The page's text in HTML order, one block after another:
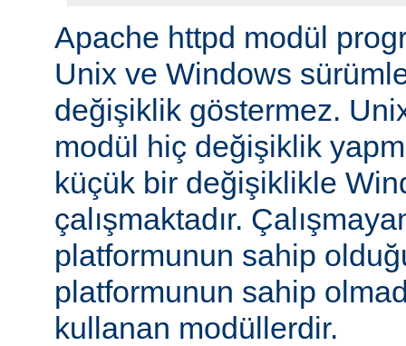
Apache httpd modül
Unix ve Windows
değişiklik göstermez.
modül hiç değişiklik
küçük bir değişiklikle
çalışmaktadır.
platformunun sahip
platformunun sahip
kullanan modüllerdir.